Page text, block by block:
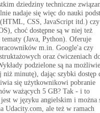
dziedziny techniczne
nadaje się więc do nauki
CSS, JavaScript itd.) czy
choć dostępne są w niej też
tematy (Java, Python). Oferuje
m.in. Google'a czy
oraz ćwiczeniach
podzielone są na możliwie
niż minutę), dając szybki dostęp
się użytkownikowi pobranie
ważących 5 GB? Tak - i to
w języku angielskim i można
Udacity.com, ale też w ramach